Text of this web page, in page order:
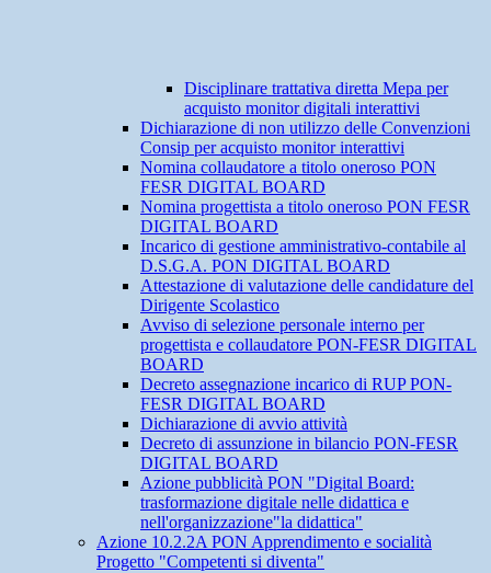
Disciplinare trattativa diretta Mepa per
acquisto monitor digitali interattivi
Dichiarazione di non utilizzo delle Convenzioni
Consip per acquisto monitor interattivi
Nomina collaudatore a titolo oneroso PON
FESR DIGITAL BOARD
Nomina progettista a titolo oneroso PON FESR
DIGITAL BOARD
Incarico di gestione amministrativo-contabile al
D.S.G.A. PON DIGITAL BOARD
Attestazione di valutazione delle candidature del
Dirigente Scolastico
Avviso di selezione personale interno per
progettista e collaudatore PON-FESR DIGITAL
BOARD
Decreto assegnazione incarico di RUP PON-
FESR DIGITAL BOARD
Dichiarazione di avvio attività
Decreto di assunzione in bilancio PON-FESR
DIGITAL BOARD
Azione pubblicità PON "Digital Board:
trasformazione digitale nelle didattica e
nell'organizzazione"la didattica"
Azione 10.2.2A PON Apprendimento e socialità
Progetto "Competenti si diventa"